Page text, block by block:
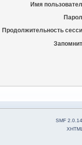
Имя
Продолжительность
SMF 2.0.14